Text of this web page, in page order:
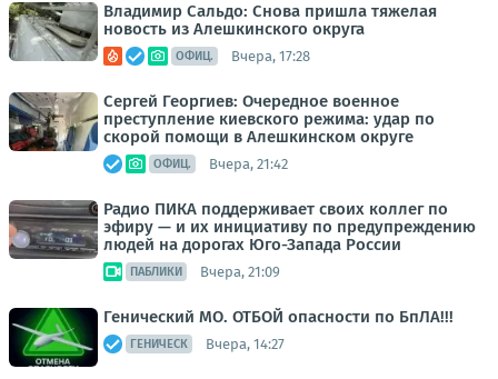
Владимир Сальдо: Снова пришла тяжелая
новость из Алешкинского округа
ОФИЦ. Вчера, 17:28
Сергей Георгиев: Очередное военное
преступление киевского режима: удар по
скорой помощи в Алешкинском округе
ОФИЦ. Вчера, 21:42
Радио ПИКА поддерживает своих коллег по
эфиру — и их инициативу по предупреждению
людей на дорогах Юго-Запада России
ПАБЛИКИ Вчера, 21:09
Генический МО. ОТБОЙ опасности по БпЛА!!!
ГЕНИЧЕСК Вчера, 14:27